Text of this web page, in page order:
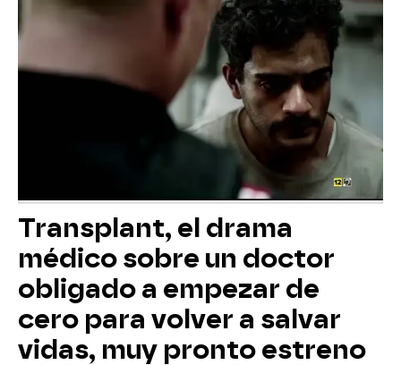
Transplant, el drama
médico sobre un doctor
obligado a empezar de
cero para volver a salvar
vidas, muy pronto estreno